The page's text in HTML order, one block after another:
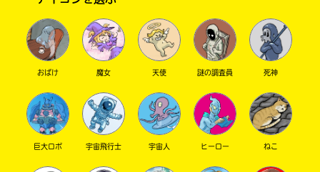
もっと知りたい
キミに
おばけ 魔女 天使 謎の調査員 死神
巨大ロボ 宇宙飛行士 宇宙人 ヒーロー ねこ